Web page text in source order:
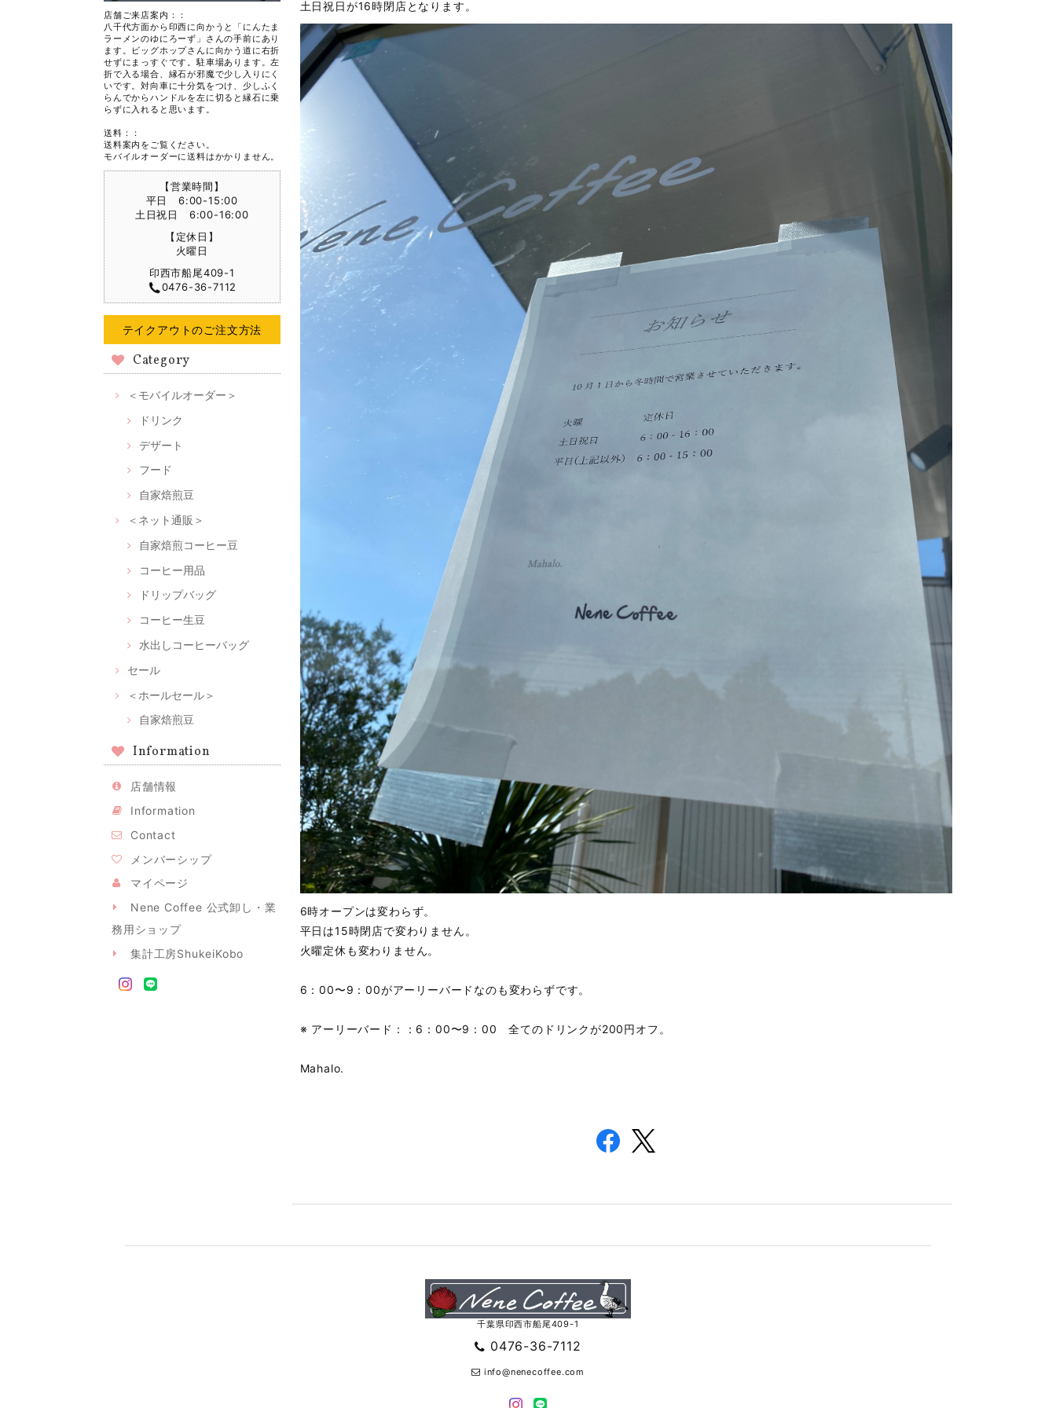
店舗ご来店案内：：
八千代方面から印西に向かうと「にんたま
ラーメンのゆにろーず」さんの手前にあり
ます。ビッグホップさんに向かう道に右折
せずにまっすぐです。駐車場あります。左
折で入る場合、縁石が邪魔で少し入りにく
いです。対向車に十分気をつけ、少しふく
らんでからハンドルを左に切ると縁石に乗
らずに入れると思います。
送料：：
送料案内をご覧ください。
モバイルオーダーに送料はかかりません。
【営業時間】
平日 6:00-15:00
土日祝日 6:00-16:00
【定休日】
火曜日
印西市船尾409-1
0476-36-7112
テイクアウトのご注文方法
Category
＜モバイルオーダー＞
ドリンク
デザート
フード
自家焙煎豆
＜ネット通販＞
自家焙煎コーヒー豆
コーヒー用品
ドリップバッグ
コーヒー生豆
水出しコーヒーバッグ
セール
＜ホールセール＞
自家焙煎豆
Information
店舗情報
Information
Contact
メンバーシップ
マイページ
Nene Coffee 公式卸し・業
務用ショップ
集計工房ShukeiKobo
土日祝日が16時閉店となります。
6時オープンは変わらず。
平日は15時閉店で変わりません。
火曜定休も変わりません。
6：00〜9：00がアーリーバードなのも変わらずです。
※ アーリーバード：：6：00〜9：00 全てのドリンクが200円オフ。
Mahalo.
千葉県印西市船尾409-1
0476-36-7112
info@nenecoffee.com